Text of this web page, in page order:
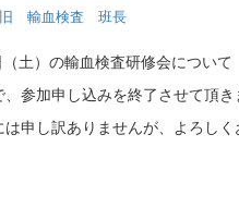
旧 輸血検査 班長
土）の輸血検査研修会について
参加申し込みを終了させて頂き
申し訳ありませんが、よろしく